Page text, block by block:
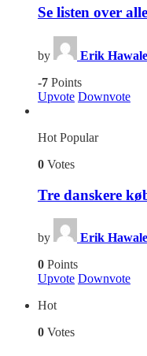
Se listen over
by Erik
-7 Points
Upvote Downvote
Hot Popular
0 Votes
Tre danskere
by Erik
0 Points
Upvote Downvote
Hot
0 Votes